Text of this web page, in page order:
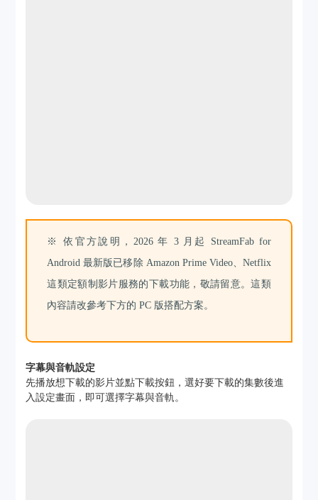
※ 依官方說明，2026 年 3 月起 StreamFab for
Android 最新版已移除 Amazon Prime Video、Netflix
這類定額制影片服務的下載功能，敬請留意。這類
內容請改參考下方的 PC 版搭配方案。
字幕與音軌設定
先播放想下載的影片並點下載按鈕，選好要下載的集數後進
入設定畫面，即可選擇字幕與音軌。